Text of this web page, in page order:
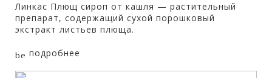
Линкас Плющ сироп от кашля — растительный
препарат, содержащий сухой порошковый
экстракт листьев плюща.
подробнее